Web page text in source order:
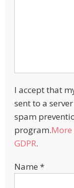
I accept that
sent to a
spam
program.
GDPR.
Name *